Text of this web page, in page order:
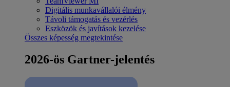
Digitális munkavállalói élmény
Távoli támogatás és vezérlés
Eszközök és javítások kezelése
Összes képesség megtekintése
2026-ös Gartner-jelentés